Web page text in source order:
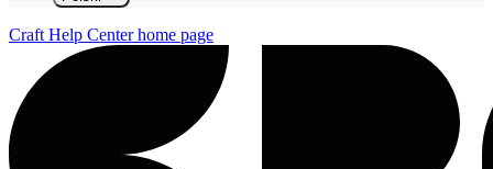
Craft Help Centerhome page